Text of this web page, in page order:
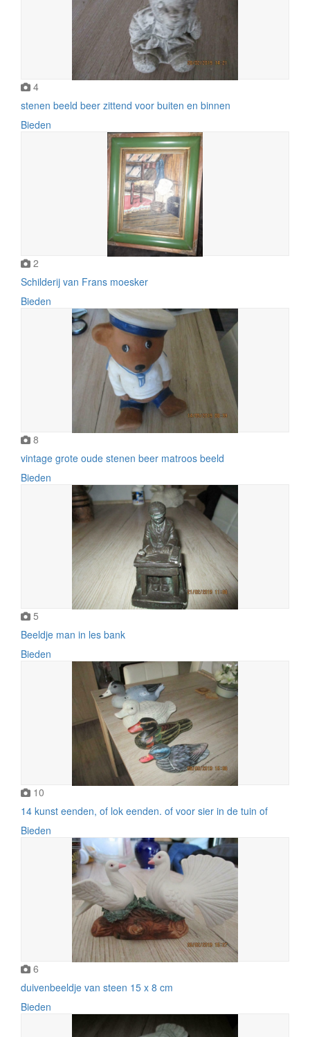
4
stenen beeld beer zittend voor buiten en binnen
Bieden
2
Schilderij van Frans moesker
Bieden
8
vintage grote oude stenen beer matroos beeld
Bieden
5
Beeldje man in les bank
Bieden
10
14 kunst eenden, of lok eenden. of voor sier in de tuin of
Bieden
6
duivenbeeldje van steen 15 x 8 cm
Bieden